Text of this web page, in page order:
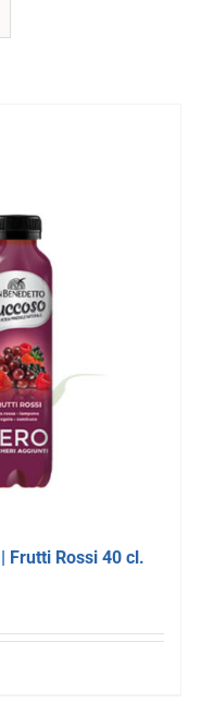
| Frutti Rossi 40 cl.